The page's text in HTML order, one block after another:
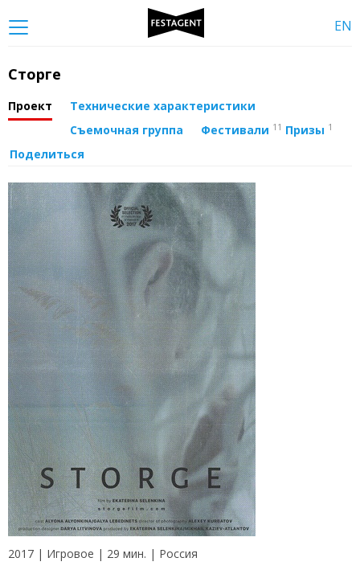
EN
Сторге
Проект
Технические характеристики
Съемочная группа
Фестивали 11 Призы 1
Поделиться
2017 | Игровое | 29 мин. | Россия